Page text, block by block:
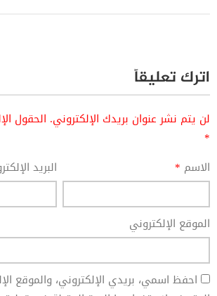
اترك تعليقاً
لن يتم نشر عنوان بريدك الإلكتروني. الحقول
*
الاسم * البريد
الموقع الإلكتروني
احفظ اسمي، بريدي الإلكتروني، والموقع